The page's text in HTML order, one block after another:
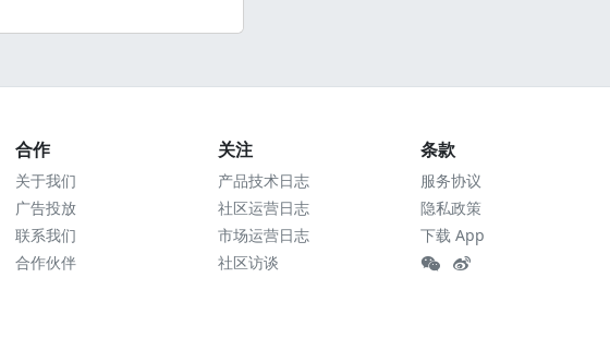
合作
关于我们
广告投放
联系我们
合作伙伴
关注
产品技术日志
社区运营日志
市场运营日志
社区访谈
条款
服务协议
隐私政策
下载 App